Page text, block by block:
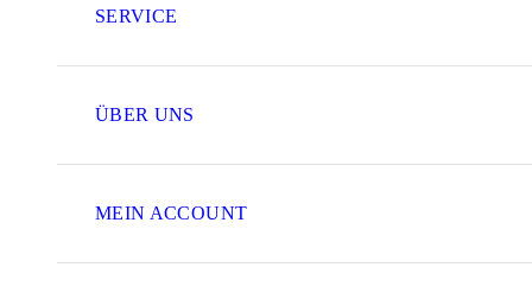
SERVICE
ÜBER UNS
MEIN ACCOUNT